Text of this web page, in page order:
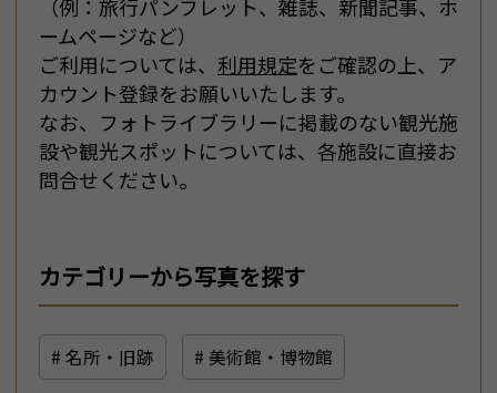
（例：旅行パンフレット、雑誌、新聞記事、ホ
ームページなど）
ご利用については、 利用規定をご確認の上、ア
カウント登録をお願いいたします。
なお、フォトライブラリーに掲載のない観光施
設や観光スポットについては、各施設に直接お
問合せください。
カテゴリーから写真を探す
# 名所・旧跡 # 美術館・博物館